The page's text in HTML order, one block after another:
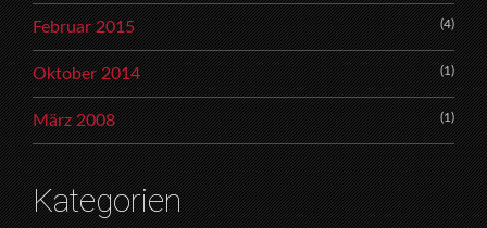
Februar 2015 (4)
Oktober 2014 (1)
März 2008 (1)
Kategorien